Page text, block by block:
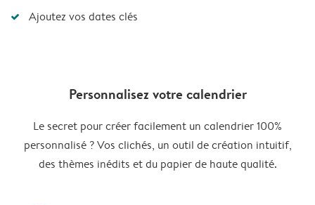
Ajoutez vos dates clés
Personnalisez votre calendrier
Le secret pour créer facilement un calendrier 100%
personnalisé ? Vos clichés, un outil de création intuitif,
des thèmes inédits et du papier de haute qualité.